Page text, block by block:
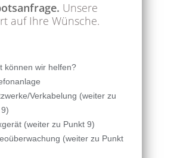
Unsere
auf Ihre Wünsche.
können wir helfen?
Verkabelung (weiter zu
(weiter zu Punkt 9)
(weiter zu Punkt